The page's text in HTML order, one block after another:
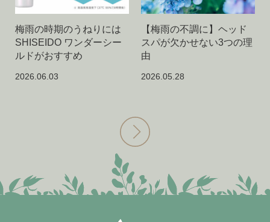
梅雨の時期のうねりには
SHISEIDO ワンダーシー
ルドがおすすめ
2026.06.03
【梅雨の不調に】ヘッド
スパが欠かせない3つの理
由
2026.05.28